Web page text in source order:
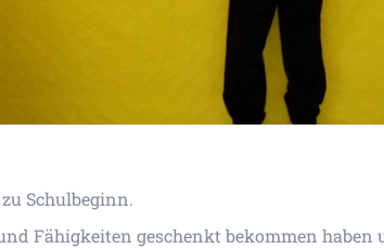
Schulbeginn.
Fähigkeiten geschenkt bekommen